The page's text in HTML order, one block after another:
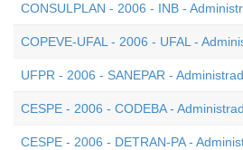
CONSULPLAN - 2006 - INB -
COPEVE-UFAL - 2006 - UFAL -
UFPR - 2006 - SANEPAR -
CESPE - 2006 - CODEBA -
CESPE - 2006 - DETRAN-PA -